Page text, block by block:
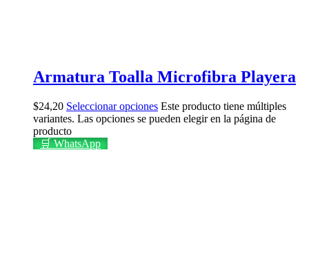
Armatura Toalla Microfibra Playera
$24,20 Seleccionar opciones Este producto tiene múltiples
variantes. Las opciones se pueden elegir en la página de
producto
🛒 WhatsApp